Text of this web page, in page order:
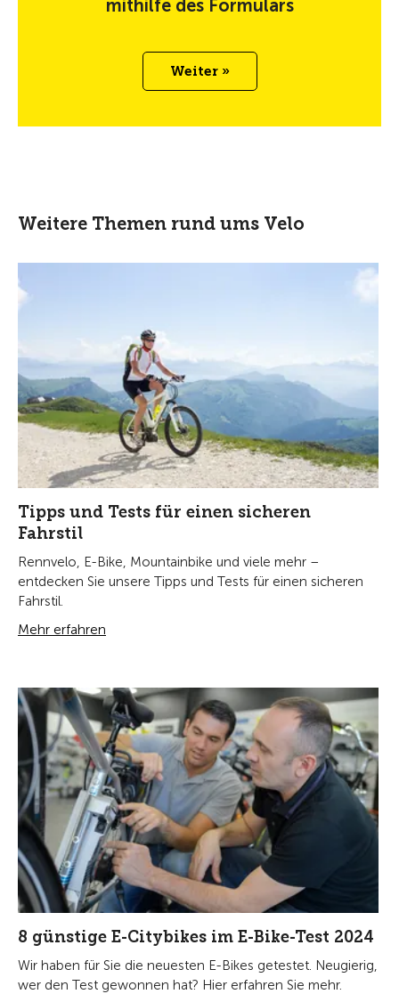
mithilfe des Formulars
Weiter »
Weitere Themen rund ums Velo
Tipps und Tests für einen sicheren
Fahrstil
Rennvelo, E-Bike, Mountainbike und viele mehr –
entdecken Sie unsere Tipps und Tests für einen sicheren
Fahrstil.
Mehr erfahren
8 günstige E-Citybikes im E-Bike-Test 2024
Wir haben für Sie die neuesten E-Bikes getestet. Neugierig,
wer den Test gewonnen hat? Hier erfahren Sie mehr.